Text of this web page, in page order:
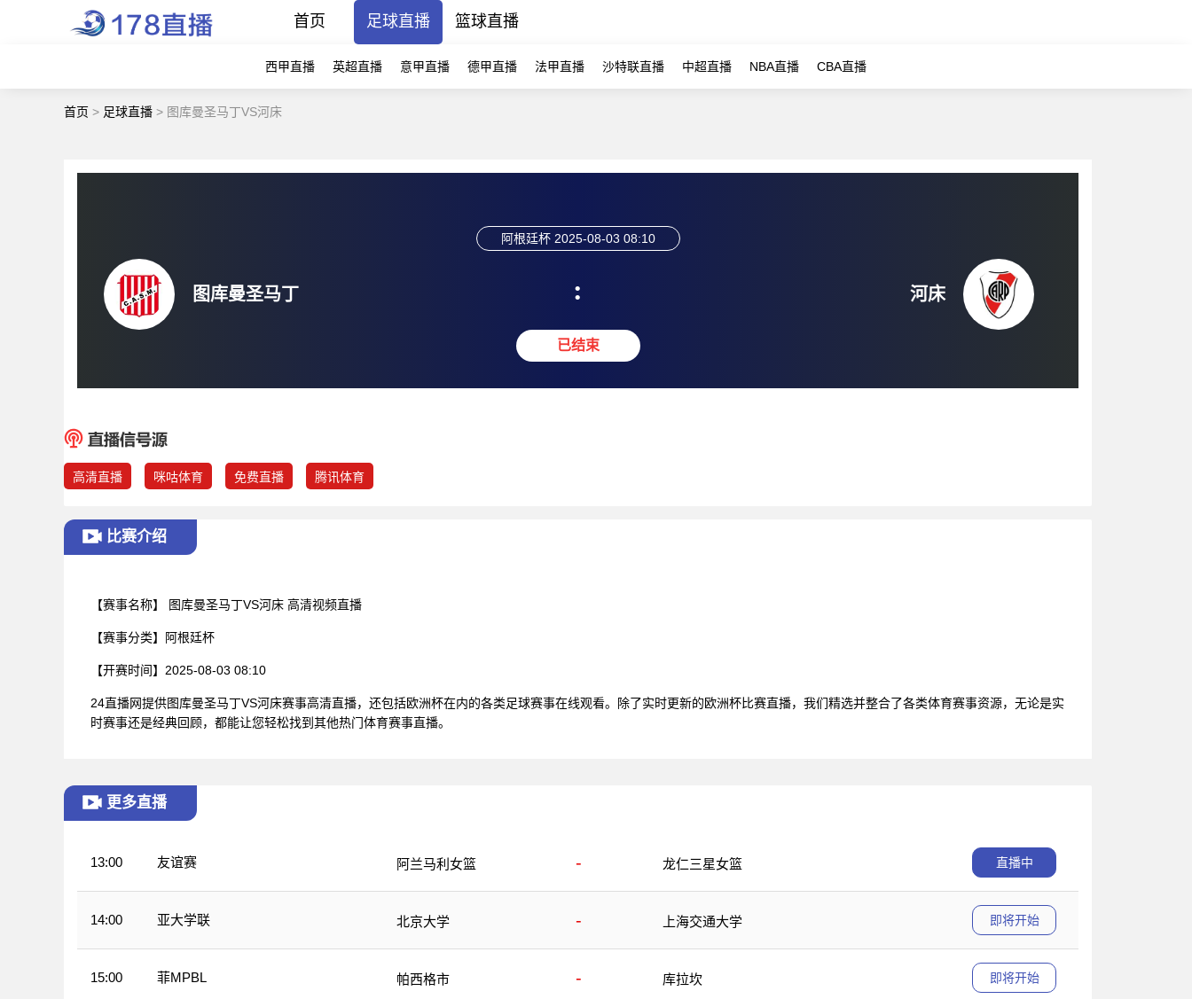
首页 足球直播 篮球直播
西甲直播 英超直播 意甲直播 德甲直播 法甲直播 沙特联直播 中超直播 NBA直播 CBA直播
首页 > 足球直播 > 图库曼圣马丁VS河床
图库曼圣马丁
阿根廷杯 2025-08-03 08:10
:
已结束
河床
高清直播 咪咕体育 免费直播 腾讯体育
比赛介绍
【赛事名称】 图库曼圣马丁VS河床 高清视频直播
【赛事分类】 阿根廷杯
【开赛时间】 2025-08-03 08:10
24直播网提供图库曼圣马丁VS河床赛事高清直播，还包括欧洲杯在内的各类足球赛事在线观看。除了实时更新的欧洲杯比赛直播，我们精选并整合了各类体育赛事资源，无论是实
时赛事还是经典回顾，都能让您轻松找到其他热门体育赛事直播。
更多直播
13:00 友谊赛 阿兰马利女篮 - 龙仁三星女篮 直播中
14:00 亚大学联 北京大学 - 上海交通大学 即将开始
15:00 菲MPBL 帕西格市 - 库拉坎 即将开始